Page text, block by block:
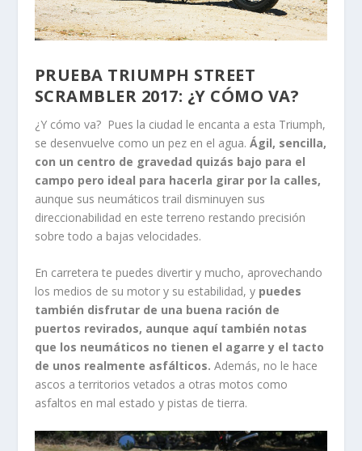
PRUEBA TRIUMPH STREET
SCRAMBLER 2017: ¿Y CÓMO VA?
¿Y cómo va? Pues la ciudad le encanta a esta Triumph,
se desenvuelve como un pez en el agua. Ágil, sencilla,
con un centro de gravedad quizás bajo para el
campo pero ideal para hacerla girar por la calles,
aunque sus neumáticos trail disminuyen sus
direccionabilidad en este terreno restando precisión
sobre todo a bajas velocidades.
En carretera te puedes divertir y mucho, aprovechando
los medios de su motor y su estabilidad, y puedes
también disfrutar de una buena ración de
puertos revirados, aunque aquí también notas
que los neumáticos no tienen el agarre y el tacto
de unos realmente asfálticos. Además, no le hace
ascos a territorios vetados a otras motos como
asfaltos en mal estado y pistas de tierra.